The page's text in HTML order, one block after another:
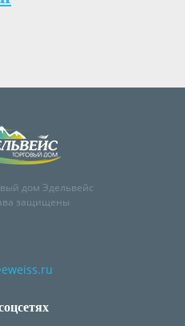
дом Эдельвейс
защищены